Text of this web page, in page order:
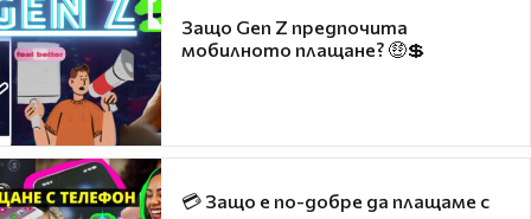
Защо Gen Z предпочита
мобилното плащане? 🤑💲
💳 Защо е по-добре да плащаме с